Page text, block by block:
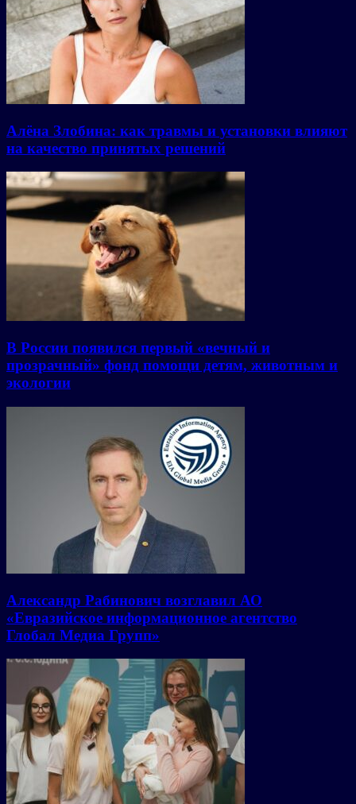
Алёна Злобина: как травмы и установки влияют
на качество принятых решений
В России появился первый «вечный и
прозрачный» фонд помощи детям, животным и
экологии
Александр Рабинович возглавил АО
«Евразийское информационное агентство
Глобал Медиа Групп»